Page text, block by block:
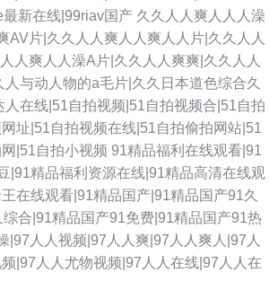
新在线|99riav国产 久久人人爽人人人澡
AV片|久久人人爽人人爽人人片|久久人人
人爽人人澡A片|久久人人爽爽|久久人人
与动人物的a毛片|久久日本道色综合久
人在线|51自拍视频|51自拍视频合|51自拍
址|51自拍视频在线|51自拍偷拍网站|51
|51自拍小视频 91精品福利在线观看|91
|91精品福利资源在线|91精品高清在线观
在线观看|91精品国产|91精品国产91久
合|91精品国产91免费|91精品国产91热
|97人人视频|97人人爽|97人人爽人|97人
|97人人尤物视频|97人人在线|97人人在